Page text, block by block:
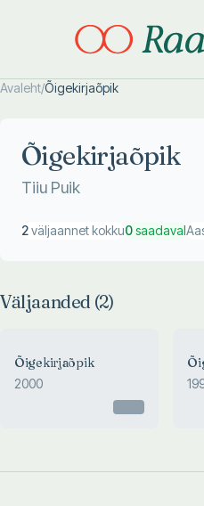
Avaleht/Õigekirjaõpik
Õigekirjaõpik
Tiiu Puik
2väljaannet kokku0saadaval
Väljaanded (2)
Õigekirjaõpik
2000